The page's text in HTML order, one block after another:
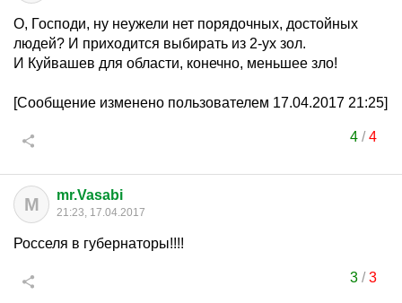
О, Господи, ну неужели нет порядочных, достойных
людей? И приходится выбирать из 2-ух зол.
И Куйвашев для области, конечно, меньшее зло!
[Сообщение изменено пользователем 17.04.2017 21:25]
4/4
M mr.Vasabi
21:23, 17.04.2017
Росселя в губернаторы!!!!
3/3